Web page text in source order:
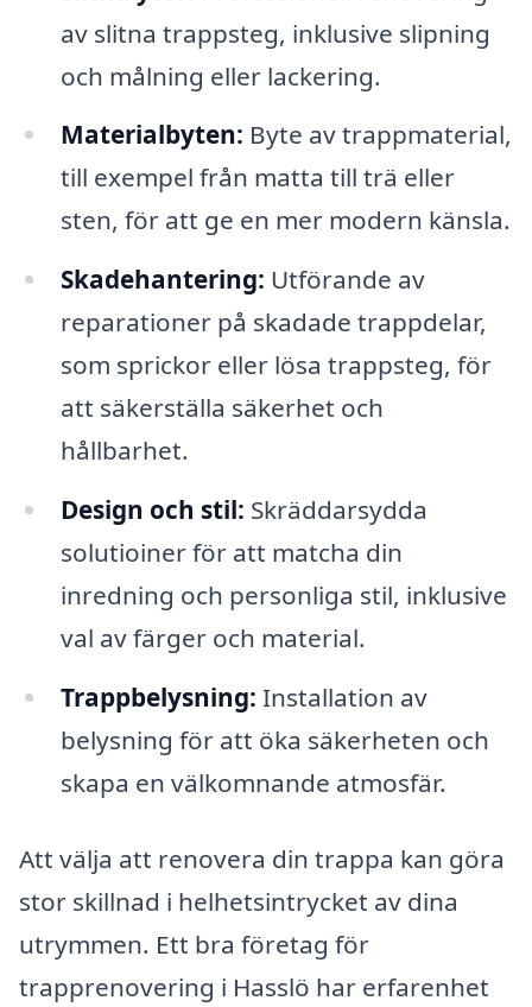
av slitna trappsteg, inklusive slipning
och målning eller lackering.
Materialbyten: Byte av trappmaterial,
till exempel från matta till trä eller
sten, för att ge en mer modern känsla.
Skadehantering: Utförande av
reparationer på skadade trappdelar,
som sprickor eller lösa trappsteg, för
att säkerställa säkerhet och
hållbarhet.
Design och stil: Skräddarsydda
solutioiner för att matcha din
inredning och personliga stil, inklusive
val av färger och material.
Trappbelysning: Installation av
belysning för att öka säkerheten och
skapa en välkomnande atmosfär.
Att välja att renovera din trappa kan göra
stor skillnad i helhetsintrycket av dina
utrymmen. Ett bra företag för
trapprenovering i Hasslö har erfarenhet